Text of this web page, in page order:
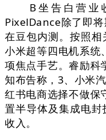
B坐告白营业收
PixelDance除了即
在豆包内测。按照相
小米超等四电机系统
项焦点手艺。睿励科
知布告称，3、小米
红书电商选择不做保
置半导体及集成电
收入。